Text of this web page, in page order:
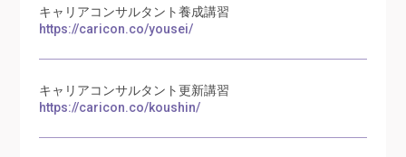
キャリアコンサルタント養成講習
https://caricon.co/yousei/
キャリアコンサルタント更新講習
https://caricon.co/koushin/